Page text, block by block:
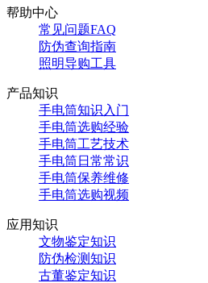
帮助中心
常见问题FAQ
防伪查询指南
照明导购工具
产品知识
手电筒知识入门
手电筒选购经验
手电筒工艺技术
手电筒日常常识
手电筒保养维修
手电筒选购视频
应用知识
文物鉴定知识
防伪检测知识
古董鉴定知识